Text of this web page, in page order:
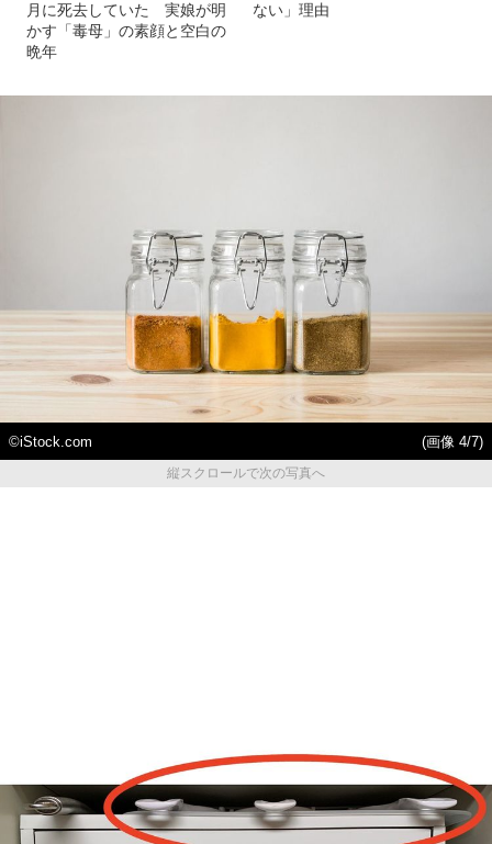
月に死去していた 実娘が明
かす「毒母」の素顔と空白の
晩年
ない」理由
©iStock.com
(画像 4/7)
縦スクロールで次の写真へ